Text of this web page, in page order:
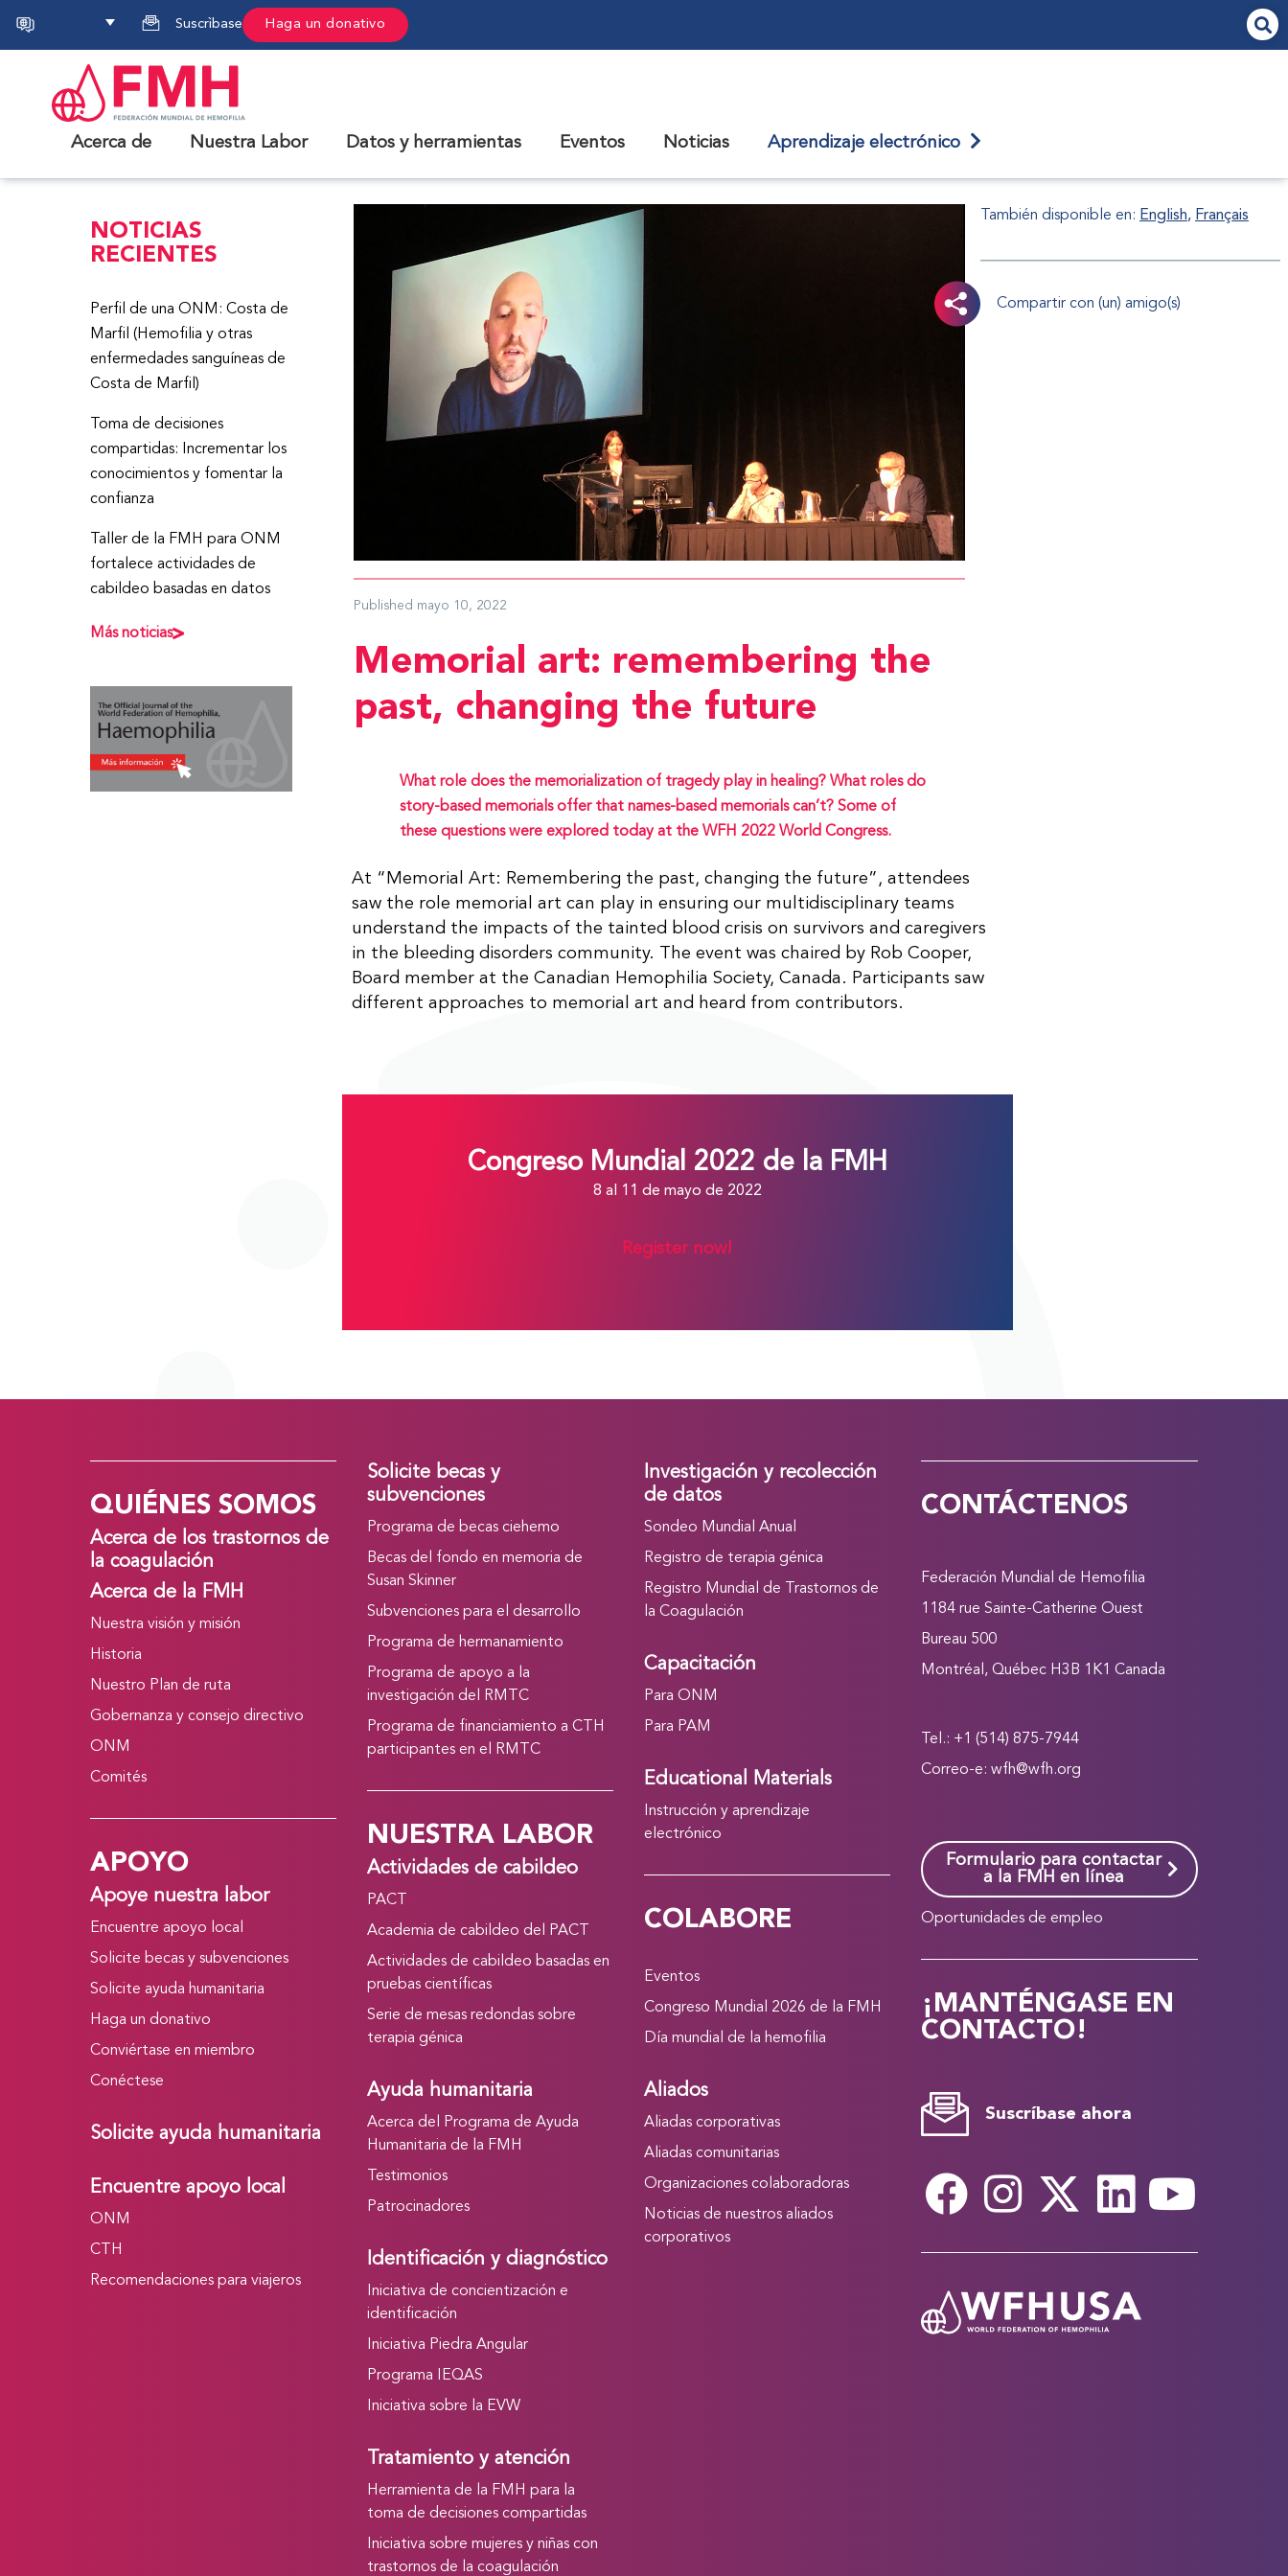
Suscrìbase Haga un donativo
Acerca de Nuestra Labor Datos y herramientas Eventos Noticias Aprendizaje electrónico
NOTICIAS
RECIENTES
Perfil de una ONM: Costa de
Marfil (Hemofilia y otras
enfermedades sanguíneas de
Costa de Marfil)
Toma de decisiones
compartidas: Incrementar los
conocimientos y fomentar la
confianza
Taller de la FMH para ONM
fortalece actividades de
cabildeo basadas en datos
Más noticias
Published mayo 10, 2022
Memorial art: remembering the
past, changing the future
What role does the memorialization of tragedy play in healing? What roles do
story-based memorials offer that names-based memorials can’t? Some of
these questions were explored today at the WFH 2022 World Congress.
También disponible en: English Français
Compartir con (un) amigo(s)
At “Memorial Art: Remembering the past, changing the future”, attendees
saw the role memorial art can play in ensuring our multidisciplinary teams
understand the impacts of the tainted blood crisis on survivors and caregivers
in the bleeding disorders community. The event was chaired by Rob Cooper,
Board member at the Canadian Hemophilia Society, Canada. Participants saw
different approaches to memorial art and heard from contributors.
Congreso Mundial 2022 de la FMH
8 al 11 de mayo de 2022
Register now!
QUIÉNES SOMOS
Acerca de los trastornos de
la coagulación
Acerca de la FMH
Nuestra visión y misión
Historia
Nuestro Plan de ruta
Gobernanza y consejo directivo
ONM
Comités
APOYO
Apoye nuestra labor
Encuentre apoyo local
Solicite becas y subvenciones
Solicite ayuda humanitaria
Haga un donativo
Conviértase en miembro
Conéctese
Solicite ayuda humanitaria
Encuentre apoyo local
ONM
CTH
Recomendaciones para viajeros
Solicite becas y
subvenciones
Programa de becas ciehemo
Becas del fondo en memoria de
Susan Skinner
Subvenciones para el desarrollo
Programa de hermanamiento
Programa de apoyo a la
investigación del RMTC
Programa de financiamiento a CTH
participantes en el RMTC
NUESTRA LABOR
Actividades de cabildeo
PACT
Academia de cabildeo del PACT
Actividades de cabildeo basadas en
pruebas científicas
Serie de mesas redondas sobre
terapia génica
Ayuda humanitaria
Acerca del Programa de Ayuda
Humanitaria de la FMH
Testimonios
Patrocinadores
Identificación y diagnóstico
Iniciativa de concientización e
identificación
Iniciativa Piedra Angular
Programa IEQAS
Iniciativa sobre la EVW
Tratamiento y atención
Herramienta de la FMH para la
toma de decisiones compartidas
Iniciativa sobre mujeres y niñas con
trastornos de la coagulación
Investigación y recolección
de datos
Sondeo Mundial Anual
Registro de terapia génica
Registro Mundial de Trastornos de
la Coagulación
Capacitación
Para ONM
Para PAM
Educational Materials
Instrucción y aprendizaje
electrónico
COLABORE
Eventos
Congreso Mundial 2026 de la FMH
Día mundial de la hemofilia
Aliados
Aliadas corporativas
Aliadas comunitarias
Organizaciones colaboradoras
Noticias de nuestros aliados
corporativos
CONTÁCTENOS
Federación Mundial de Hemofilia
1184 rue Sainte-Catherine Ouest
Bureau 500
Montréal, Québec H3B 1K1 Canada
Tel.: +1 (514) 875-7944
Correo-e: wfh@wfh.org
Formulario para contactar
a la FMH en línea
Oportunidades de empleo
¡MANTÉNGASE EN
CONTACTO!
Suscríbase ahora